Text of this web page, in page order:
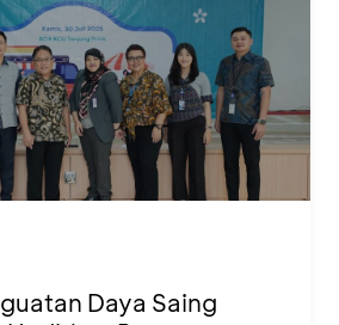
Daya Saing